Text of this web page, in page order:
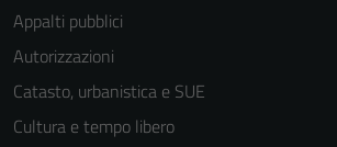
Appalti pubblici
Autorizzazioni
Catasto, urbanistica e SUE
Cultura e tempo libero